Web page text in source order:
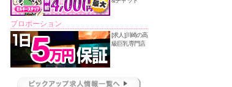
プロポーション
[求人]川崎の高
級巨乳専門店